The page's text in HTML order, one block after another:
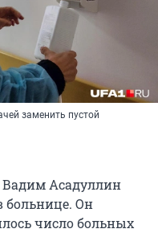
заменить пустой
Вадим Асадуллин
больнице. Он
число больных